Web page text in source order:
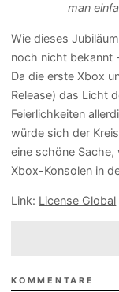
man
Wie dieses
noch nicht bekannt
Da die erste Xbox
Release) das Licht
Feierlichkeiten
würde sich der
eine schöne
Xbox-Konsolen in
Link: License Global
KOMMENTARE